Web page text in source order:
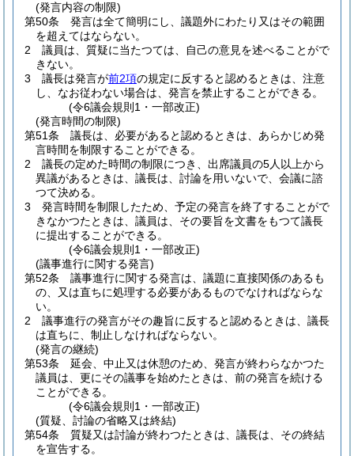
(発言内容の制限)
第50条
発言は全て簡明にし、議題外にわたり又はその範囲
を超えてはならない。
2
議員は、質疑に当たつては、自己の意見を述べることがで
きない。
3
議長は発言が前2項の規定に反すると認めるときは、注意
し、なお従わない場合は、発言を禁止することができる。
(令6議会規則1・一部改正)
(発言時間の制限)
第51条
議長は、必要があると認めるときは、あらかじめ発
言時間を制限することができる。
2
議長の定めた時間の制限につき、出席議員の5人以上から
異議があるときは、議長は、討論を用いないで、会議に諮
つて決める。
3
発言時間を制限したため、予定の発言を終了することがで
きなかつたときは、議員は、その要旨を文書をもつて議長
に提出することができる。
(令6議会規則1・一部改正)
(議事進行に関する発言)
第52条
議事進行に関する発言は、議題に直接関係のあるも
の、又は直ちに処理する必要があるものでなければならな
い。
2
議事進行の発言がその趣旨に反すると認めるときは、議長
は直ちに、制止しなければならない。
(発言の継続)
第53条
延会、中止又は休憩のため、発言が終わらなかつた
議員は、更にその議事を始めたときは、前の発言を続ける
ことができる。
(令6議会規則1・一部改正)
(質疑、討論の省略又は終結)
第54条
質疑又は討論が終わつたときは、議長は、その終結
を宣告する。